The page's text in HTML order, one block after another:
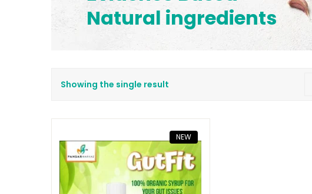
Natural ingredients
Showing the single result
NEW